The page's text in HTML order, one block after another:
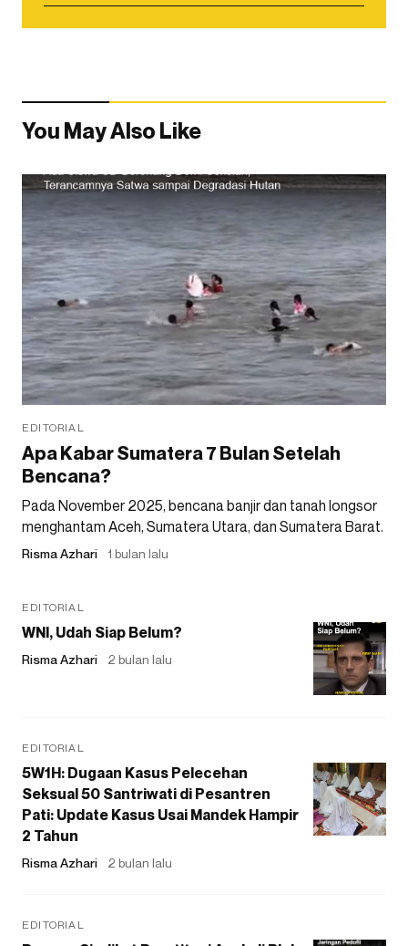
You May Also Like
EDITORIAL
Apa Kabar Sumatera 7 Bulan Setelah
Bencana?
Pada November 2025, bencana banjir dan tanah longsor
menghantam Aceh, Sumatera Utara, dan Sumatera Barat.
Risma Azhari 1 bulan lalu
EDITORIAL
WNI, Udah Siap Belum?
Risma Azhari 2 bulan lalu
EDITORIAL
5W1H: Dugaan Kasus Pelecehan
Seksual 50 Santriwati di Pesantren
Pati: Update Kasus Usai Mandek Hampir
2 Tahun
Risma Azhari 2 bulan lalu
EDITORIAL